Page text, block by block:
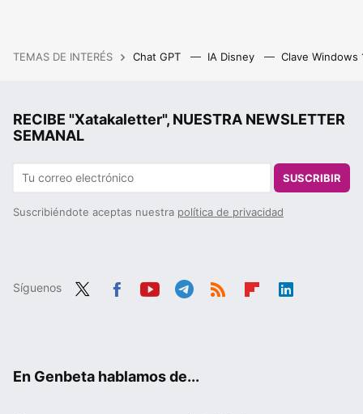
TEMAS DE INTERÉS Chat GPT IA Disney Clave Windows
RECIBE "Xatakaletter", NUESTRA NEWSLETTER
SEMANAL
SUSCRIBIR
Suscribiéndote aceptas nuestra política de privacidad
Síguenos
En Genbeta hablamos de...